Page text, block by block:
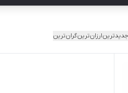
جدیدترینارزان‌ترینگران‌ترین